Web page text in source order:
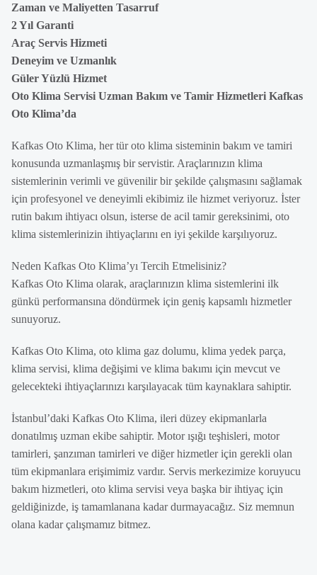
Zaman ve Maliyetten Tasarruf
2 Yıl Garanti
Araç Servis Hizmeti
Deneyim ve Uzmanlık
Güler Yüzlü Hizmet
Oto Klima Servisi Uzman Bakım ve Tamir Hizmetleri Kafkas
Oto Klima’da
Kafkas Oto Klima, her tür oto klima sisteminin bakım ve tamiri
konusunda uzmanlaşmış bir servistir. Araçlarınızın klima
sistemlerinin verimli ve güvenilir bir şekilde çalışmasını sağlamak
için profesyonel ve deneyimli ekibimiz ile hizmet veriyoruz. İster
rutin bakım ihtiyacı olsun, isterse de acil tamir gereksinimi, oto
klima sistemlerinizin ihtiyaçlarını en iyi şekilde karşılıyoruz.
Neden Kafkas Oto Klima’yı Tercih Etmelisiniz?
Kafkas Oto Klima olarak, araçlarınızın klima sistemlerini ilk
günkü performansına döndürmek için geniş kapsamlı hizmetler
sunuyoruz.
Kafkas Oto Klima, oto klima gaz dolumu, klima yedek parça,
klima servisi, klima değişimi ve klima bakımı için mevcut ve
gelecekteki ihtiyaçlarınızı karşılayacak tüm kaynaklara sahiptir.
İstanbul’daki Kafkas Oto Klima, ileri düzey ekipmanlarla
donatılmış uzman ekibe sahiptir. Motor ışığı teşhisleri, motor
tamirleri, şanzıman tamirleri ve diğer hizmetler için gerekli olan
tüm ekipmanlara erişimimiz vardır. Servis merkezimize koruyucu
bakım hizmetleri, oto klima servisi veya başka bir ihtiyaç için
geldiğinizde, iş tamamlanana kadar durmayacağız. Siz memnun
olana kadar çalışmamız bitmez.